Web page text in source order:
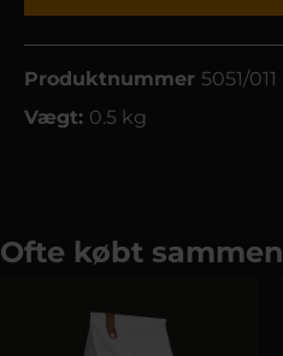
Produktnummer 5051/011
Vægt: 0.5 kg
Ofte købt sammen